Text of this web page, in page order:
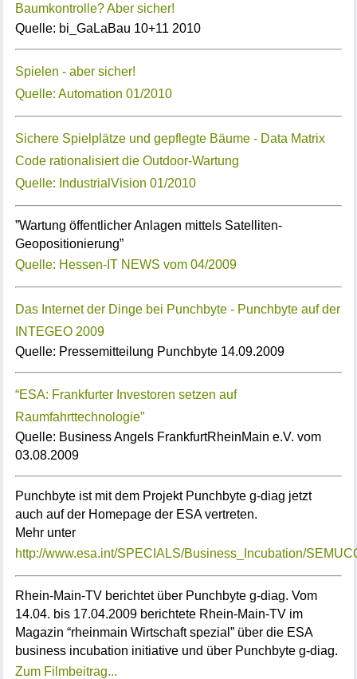
Baumkontrolle? Aber sicher!
Quelle: bi_GaLaBau 10+11 2010
Spielen - aber sicher!
Quelle: Automation 01/2010
Sichere Spielplätze und gepflegte Bäume - Data Matrix
Code rationalisiert die Outdoor-Wartung
Quelle: IndustrialVision 01/2010
”Wartung öffentlicher Anlagen mittels Satelliten-
Geopositionierung”
Quelle: Hessen-IT NEWS vom 04/2009
Das Internet der Dinge bei Punchbyte - Punchbyte auf der
INTEGEO 2009
Quelle: Pressemitteilung Punchbyte 14.09.2009
“ESA: Frankfurter Investoren setzen auf
Raumfahrttechnologie”
Quelle: Business Angels FrankfurtRheinMain e.V. vom
03.08.2009
Punchbyte ist mit dem Projekt Punchbyte g-diag jetzt
auch auf der Homepage der ESA vertreten.
Mehr unter
http://www.esa.int/SPECIALS/Business_Incubation/
Rhein-Main-TV berichtet über Punchbyte g-diag. Vom
14.04. bis 17.04.2009 berichtete Rhein-Main-TV im
Magazin “rheinmain Wirtschaft spezial” über die ESA
business incubation initiative und über Punchbyte g-diag.
Zum Filmbeitrag...